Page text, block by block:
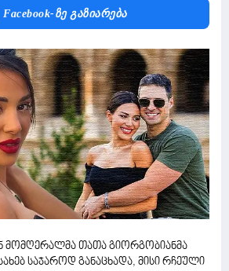
Facebook-Ზე Გაზიარება
მომღერალმა თათა გიორგობიანმა
საჯაროდ განაცხადა, მისი რჩეული